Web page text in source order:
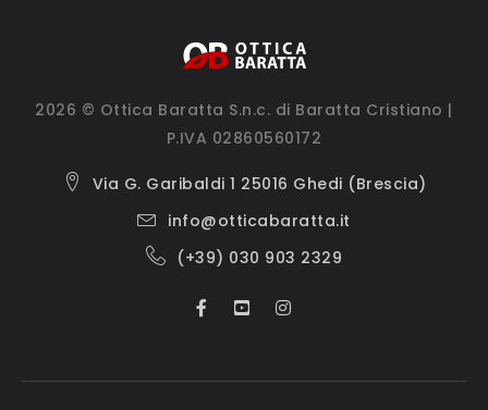
2026 © Ottica Baratta S.n.c. di Baratta Cristiano |
P.IVA 02860560172
Via G. Garibaldi 1 25016 Ghedi (Brescia)
info@otticabaratta.it
(+39) 030 903 2329